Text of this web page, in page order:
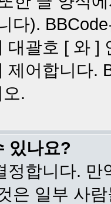
다).
대괄호 [ 와 ]
제어합니다.
.
있나요?
정합니다.
은 일부 사